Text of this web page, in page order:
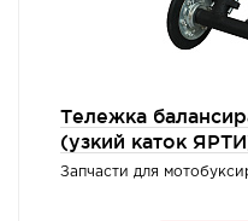
Тележка
(узкий каток
Запчасти для